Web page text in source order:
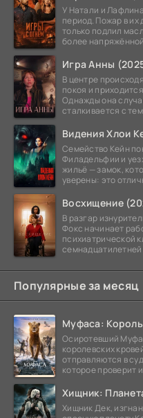
У Натали и
период. Пожар в их
только подлил
более
Игра Анны
В центре
покоя и
Однажды она
сталкивается с
Видения Хлои
Семейство Кейн
Филадельфии и
жильё — замок,
уверены: это
Восхищение
В разгар
Фокс начинает
психиатрической
Популярные за месяц
Муфаса:
Осиротевший
королевских
отправляются в
которое проверит
Хищник:
Хищник Дек,